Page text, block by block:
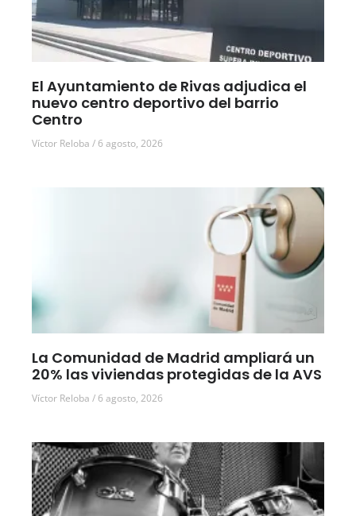
El Ayuntamiento de Rivas adjudica el
nuevo centro deportivo del barrio
Centro
Víctor Reloba 6 agosto, 2026
La Comunidad de Madrid ampliará un
20% las viviendas protegidas de la AVS
Víctor Reloba 6 agosto, 2026